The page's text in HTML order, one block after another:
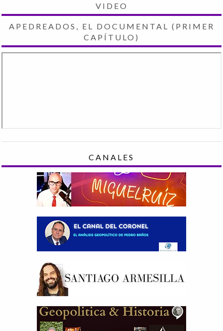
VIDEO
APEDREADOS, EL DOCUMENTAL (PRIMER
CAPÍTULO)
CANALES